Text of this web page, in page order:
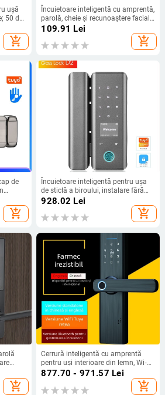
ușă
50 de
în
add_shopping_cart
Încuietoare inteligentă cu amprentă,
parolă, cheie și recunoaștere facială
- Stocare 100 amprente, peste
scanare <0.01 s, rată de
respingere falsă <0.0001
109.91 Lei
add_shopping_cart
de
0,1 s,
add_shopping_cart
Încuietoare inteligentă pentru ușa
de sticlă a biroului, instalare fără
găuri, amprentă, parolă și card,
928.02 Lei
add_shopping_cart
greu,
la
add_shopping_cart
Cerrură inteligentă cu amprentă
pentru uși interioare din lemn, Wi‑Fi
și Bluetooth, potrivită pentru birou
877.70 - 971.57 Lei
add_shopping_cart